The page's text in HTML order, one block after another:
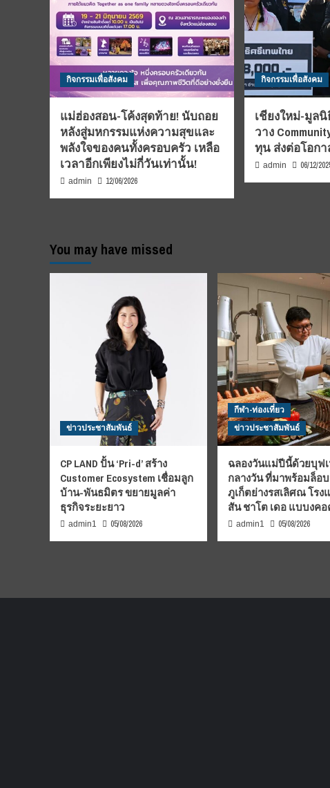
กิจกรรมเพื่อสังคม
แม่ฮ่องสอน-โค้งสุดท้าย! นับถอย
หลังสู่มหกรรมแห่งความสุขและ
พลังใจของคนทั้งครอบครัว เหลือ
เวลาอีกเพียงไม่กี่วันเท่านั้น!
admin 12/06/2026
กิจกรรมเพื่อสังคม
เชียงใหม่-มูล
วาง
ทุน ส่งต่อโอก
admin 06/12/
You may have missed
ข่าวประชาสัมพันธ์
CP LAND ปั้น ‘Pri-d’ สร้าง
Customer Ecosystem เชื่อมลูก
บ้าน-พันธมิตร ขยายมูลค่า
ธุรกิจระยะยาว
admin1 05/08/2026
กีฬา-ท่องเที่ยว
ข่าวประชาสัมพันธ์
ฉลองวันแม่ปีนี้ด้วยบุฟ
กลางวัน ที่มาพร้อมล็อ
ภูเก็ตย่างรสเลิศณ โรง
สัน ชาโต เดอ แบบงค
admin1 05/08/2026